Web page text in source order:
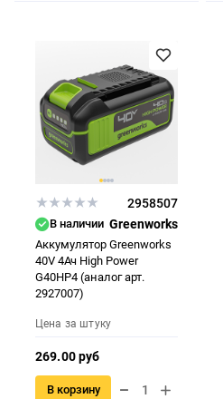
2958507
В наличии Greenworks
Аккумулятор Greenworks
40V 4Ач High Power
G40HP4 (аналог арт.
2927007)
Цена за штуку
269.00 руб
В корзину